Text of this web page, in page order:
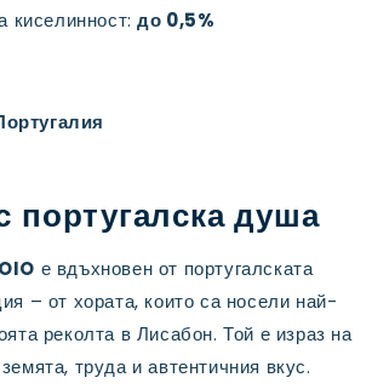
киселинност:до 0,5%
португалска душа
е вдъхновен от португалската
– от хората, които са носели най-
реколта в Лисабон. Той е израз на
труда и автентичния вкус.